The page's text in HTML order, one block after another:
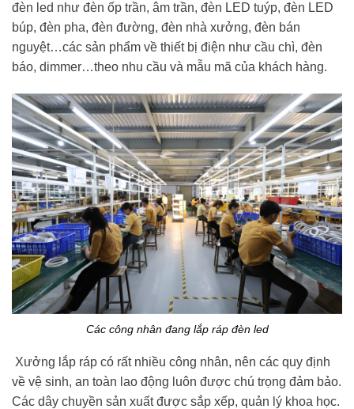
đèn led như đèn ốp trần, âm trần, đèn LED tuýp, đèn LED
búp, đèn pha, đèn đường, đèn nhà xưởng, đèn bán
nguyệt…các sản phẩm về thiết bị điện như cầu chì, đèn
báo, dimmer…theo nhu cầu và mẫu mã của khách hàng.
Các công nhân đang lắp ráp đèn led
Xưởng lắp ráp có rất nhiều công nhân, nên các quy định
về vệ sinh, an toàn lao động luôn được chú trọng đảm bảo.
Các dây chuyền sản xuất được sắp xếp, quản lý khoa học.